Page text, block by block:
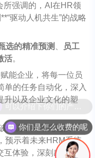
所强调的，AI在HR领
驱动人机共生”的战略
选的精准预测
员工
活。
能企业，将每一位员
单的任务自动化，深入
升以及企业文化的塑
传统，采用先进的
预示着未来HRM系统
体验，深刻感受数智
你们是怎么收费的呢